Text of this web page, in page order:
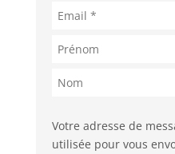
Votre adresse de
utilisée pour vous